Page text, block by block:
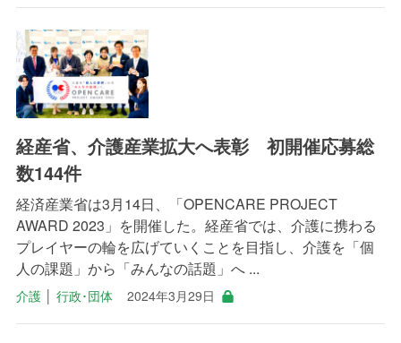
経産省、介護産業拡大へ表彰 初開催応募総
数144件
経済産業省は3月14日、「OPENCARE PROJECT
AWARD 2023」を開催した。経産省では、介護に携わる
プレイヤーの輪を広げていくことを目指し、介護を「個
人の課題」から「みんなの話題」へ ...
介護│ 行政･団体 2024年3月29日